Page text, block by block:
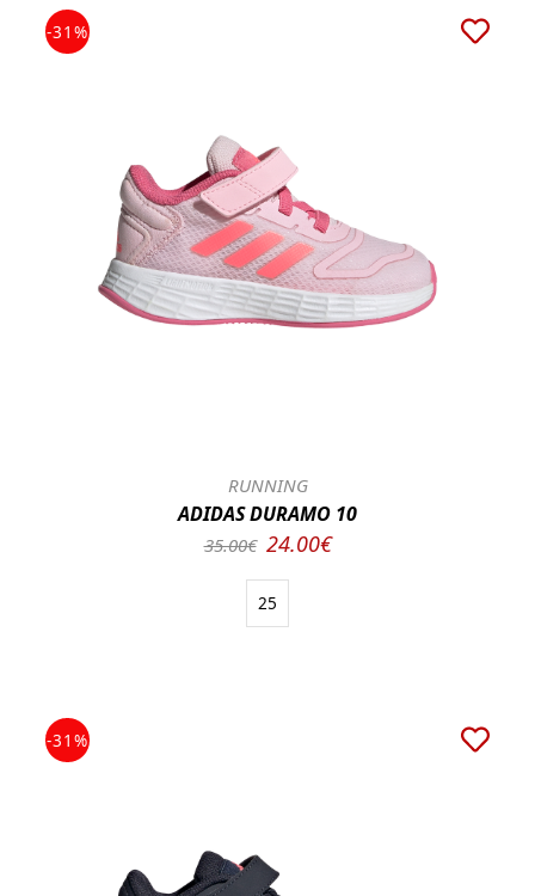
-31%
RUNNING
ADIDAS DURAMO 10
35.00€ 24.00€
25
-31%